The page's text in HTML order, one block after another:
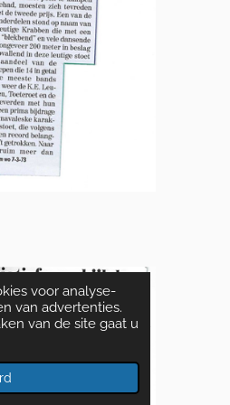
voor analyse-
van advertenties.
van de site gaat u